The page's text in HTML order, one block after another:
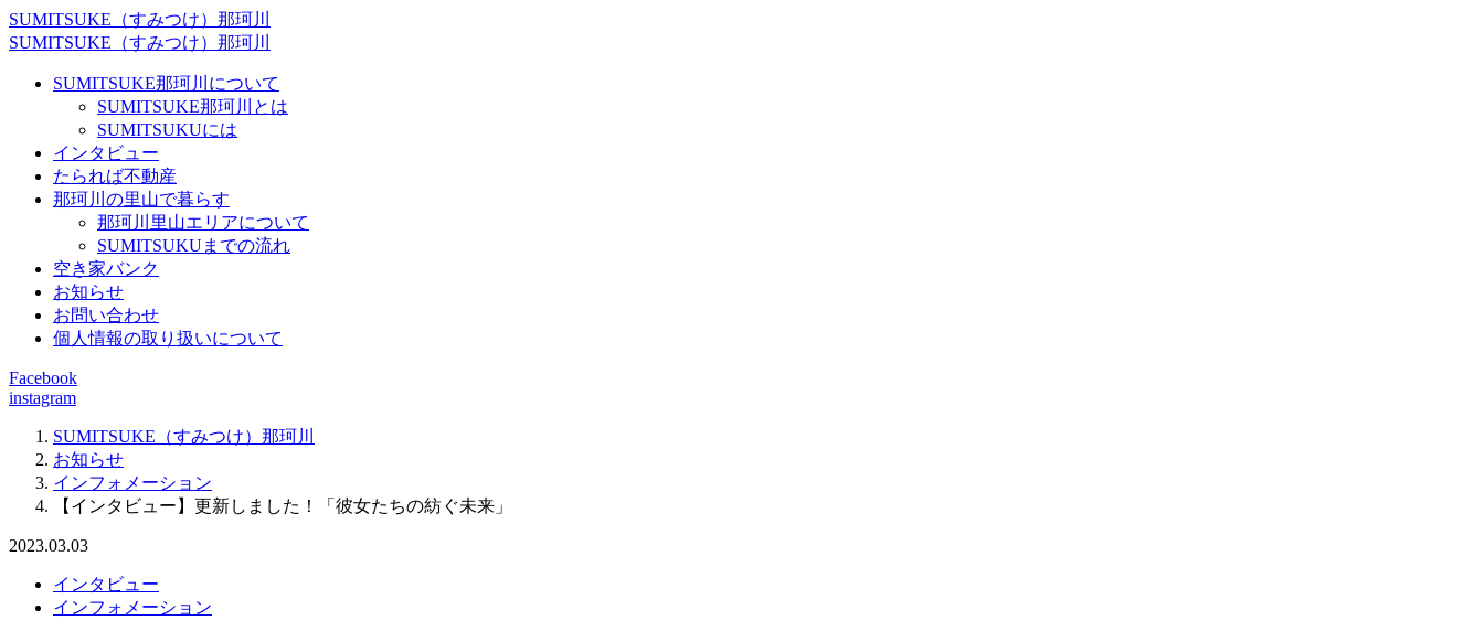
SUMITSUKE（すみつけ）那珂川
SUMITSUKE（すみつけ）那珂川
SUMITSUKE那珂川について
SUMITSUKE那珂川とは
SUMITSUKUには
インタビュー
たられば不動産
那珂川の里山で暮らす
那珂川里山エリアについて
SUMITSUKUまでの流れ
空き家バンク
お知らせ
お問い合わせ
個人情報の取り扱いについて
Facebook
instagram
SUMITSUKE（すみつけ）那珂川
お知らせ
インフォメーション
【インタビュー】更新しました！「彼女たちの紡ぐ未来」
2023.03.03
インタビュー
インフォメーション